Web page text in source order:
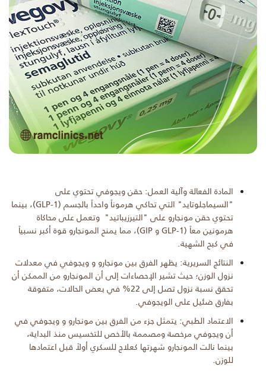
المادة الفعالة وآلية العمل: حقن ويجوفي تحتوي على
"السيماجلوتايد" التي تحاكي هرموناً واحداً بالجسم (GLP-1)، بينما
تحتوي حقن مونجارو على "التيرزيباتيد" وتعمل على محاكاة
هرمونين معاً (GLP-1 و GIP)، مما يمنح المونجارو قوة أكبر نسبياً
في كبح الشهية.
النتائج السريرية: يظهر الفرق بين مونجارو و ويجوفي في معدلات
نزول الوزن؛ حيث تشير الإحصاءات إلى أن المونجارو من الممكن أن
تحقق نسبة نزول تصل إلى 22% في بعض الحالات، متفوقة
بفارق ضئيل على الويجوفي.
الاعتماد الطبي: يتمثل جزء من الفرق بين مونجارو و ويجوفي في
أن ويجوفي مرخصة ومصممة بالأخص للتخسيس منذ البداية،
بينما نالت المونجارو شهرتها كعلاج للسكري أولاً قبل اعتمادها
للوزن.